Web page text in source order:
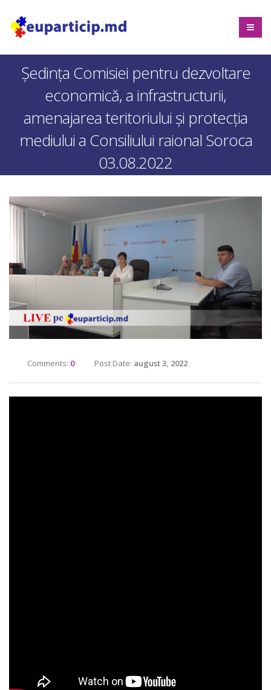
Ședința Comisiei pentru dezvoltare
economică, a infrastructurii,
amenajarea teritoriului și protecția
mediului a Consiliului raional Soroca
03.08.2022
Comments: 0 Post Date: august 3, 2022